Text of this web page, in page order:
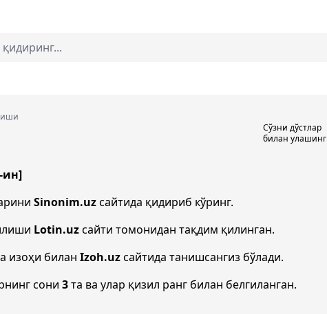
Сўзни дўстлар
билан улашинг
ин]
Sinonim.uzсайтида қидириб кўринг.
Lotin.uzсайти томонидан тақдим қилинган.
изоҳи билан Izoh.uzсайтида танишсангиз бўлади.
сони 3та ва улар қизил ранг билан белгиланган.